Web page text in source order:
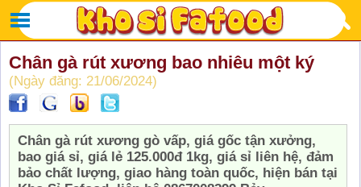
Chân gà rút xương bao nhiêu một ký
(Ngày đăng: 21/06/2024)
Chân gà rút xương gò vấp, giá gốc tận xưởng,
bao giá sỉ, giá lẻ 125.000đ 1kg, giá sỉ liên hệ, đảm
bảo chất lượng, giao hàng toàn quốc, hiện bán tại